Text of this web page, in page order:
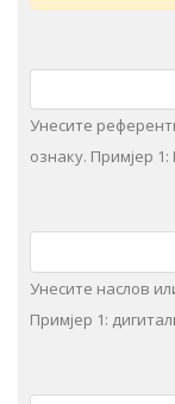
Унесите
ознаку. Примjeр 1:
Унeситe наслов
Примjeр 1: